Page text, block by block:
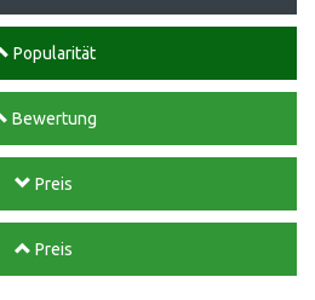
Popularität
Bewertung
Preis
Preis